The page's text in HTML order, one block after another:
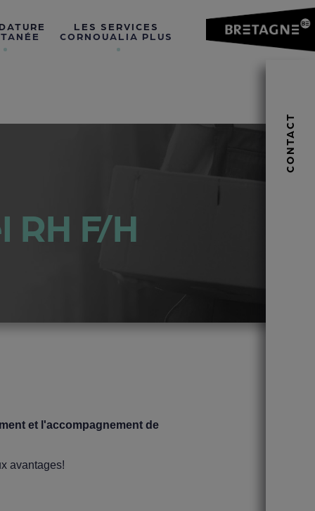
LES SERVICES
CORNOUALIA PLUS
CONTACT
F/H
et l'accompagnement de
avantages!